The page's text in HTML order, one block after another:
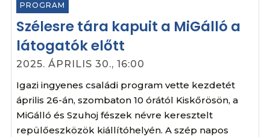
PROGRAM
Szélesre tára kapuit a MiGálló a
látogatók előtt
2025. ÁPRILIS 30., 16:00
Igazi ingyenes családi program vette kezdetét
április 26-án, szombaton 10 órától Kiskőrösön, a
MiGálló és Szuhoj fészek névre keresztelt
repülőeszközök kiállítóhelyén. A szép napos